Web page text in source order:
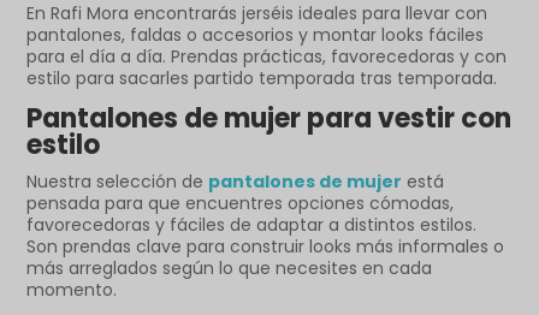
En Rafi Mora encontrarás jerséis ideales para llevar con
pantalones, faldas o accesorios y montar looks fáciles
para el día a día. Prendas prácticas, favorecedoras y con
estilo para sacarles partido temporada tras temporada.
Pantalones de mujer para vestir con
estilo
Nuestra selección de pantalones de mujer está
pensada para que encuentres opciones cómodas,
favorecedoras y fáciles de adaptar a distintos estilos.
Son prendas clave para construir looks más informales o
más arreglados según lo que necesites en cada
momento.